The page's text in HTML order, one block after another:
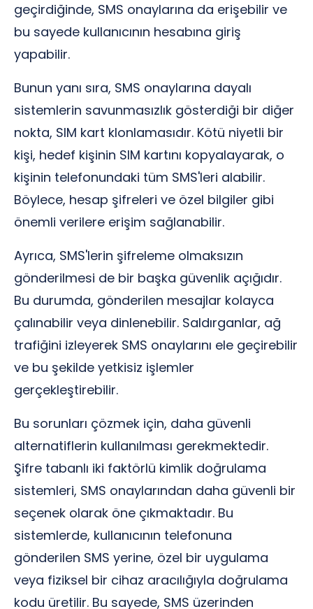
geçirdiğinde, SMS onaylarına da erişebilir ve
bu sayede kullanıcının hesabına giriş
yapabilir.
Bunun yanı sıra, SMS onaylarına dayalı
sistemlerin savunmasızlık gösterdiği bir diğer
nokta, SIM kart klonlamasıdır. Kötü niyetli bir
kişi, hedef kişinin SIM kartını kopyalayarak, o
kişinin telefonundaki tüm SMS'leri alabilir.
Böylece, hesap şifreleri ve özel bilgiler gibi
önemli verilere erişim sağlanabilir.
Ayrıca, SMS'lerin şifreleme olmaksızın
gönderilmesi de bir başka güvenlik açığıdır.
Bu durumda, gönderilen mesajlar kolayca
çalınabilir veya dinlenebilir. Saldırganlar, ağ
trafiğini izleyerek SMS onaylarını ele geçirebilir
ve bu şekilde yetkisiz işlemler
gerçekleştirebilir.
Bu sorunları çözmek için, daha güvenli
alternatiflerin kullanılması gerekmektedir.
Şifre tabanlı iki faktörlü kimlik doğrulama
sistemleri, SMS onaylarından daha güvenli bir
seçenek olarak öne çıkmaktadır. Bu
sistemlerde, kullanıcının telefonuna
gönderilen SMS yerine, özel bir uygulama
veya fiziksel bir cihaz aracılığıyla doğrulama
kodu üretilir. Bu sayede, SMS üzerinden